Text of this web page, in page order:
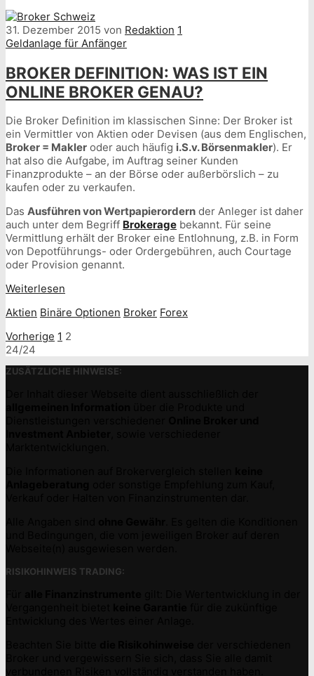
31. Dezember 2015 von Redaktion 1
Geldanlage für Anfänger
BROKER DEFINITION: WAS IST EIN
ONLINE BROKER GENAU?
Die Broker Definition im klassischen Sinne: Der Broker ist
ein Vermittler von Aktien oder Devisen (aus dem Englischen,
Broker = Makler oder auch häufig i.S.v. Börsenmakler). Er
hat also die Aufgabe, im Auftrag seiner Kunden
Finanzprodukte – an der Börse oder außerbörslich – zu
kaufen oder zu verkaufen.
Das Ausführen von Wertpapierordern der Anleger ist daher
auch unter dem Begriff Brokerage bekannt. Für seine
Vermittlung erhält der Broker eine Entlohnung, z.B. in Form
von Depotführungs- oder Ordergebühren, auch Courtage
oder Provision genannt.
Weiterlesen
Aktien Binäre Optionen Broker Forex
SEITENNUMMERIERUNG
DER
BEITRÄGE
Vorherige 1 2
24/24
ZUSÄTZLICHE HINWEISE:
RISIKOHINWEIS TRADING: